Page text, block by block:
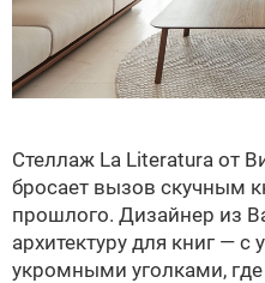
Стеллаж La Literatura от
бросает вызов скучным
прошлого. Дизайнер из
архитектуру для книг —
укромными уголками,